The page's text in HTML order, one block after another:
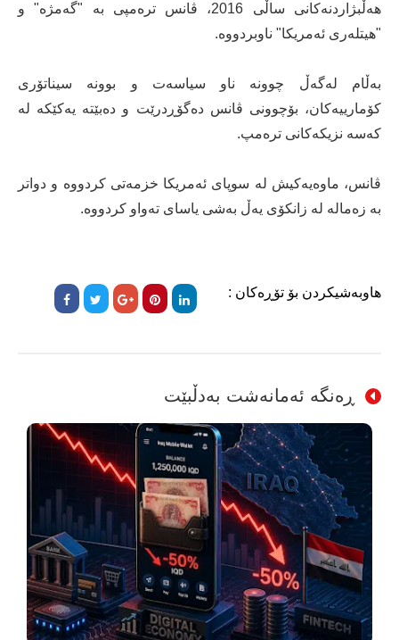
هەڵبژاردنەکانی ساڵی 2016، ڤانس ترەمپی بە "گەمژە" و
"هیتلەری ئەمریکا" ناوبردووە.
بەڵام لەگەڵ چوونە ناو سیاسەت و بوونە سیناتۆری
کۆمارییەکان، بۆچوونی ڤانس دەگۆڕدرێت و دەبێتە یەکێکە لە
کەسە نزیکەکانی ترەمپ.
ڤانس، ماوەیەکیش لە سوپای ئەمریکا خزمەتی کردووە و دواتر
بە زەمالە لە زانکۆی یەڵ بەشی یاسای تەواو کردووە.
هاوبەشیکردن بۆ تۆڕەکان :
ڕەنگە ئەمانەشت بەدڵبێت